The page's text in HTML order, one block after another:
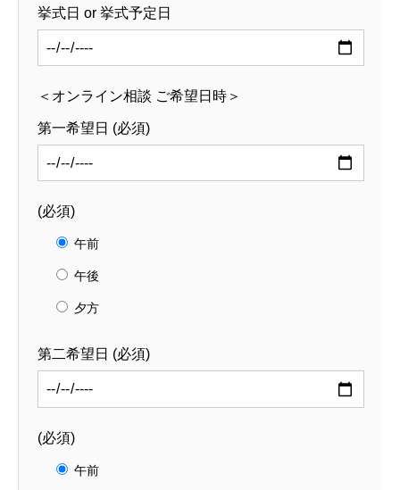
挙式日 or 挙式予定日
＜オンライン相談 ご希望日時＞
第一希望日 (必須)
(必須)
午前
午後
夕方
第二希望日 (必須)
(必須)
午前